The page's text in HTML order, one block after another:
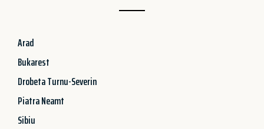
Arad
Bukarest
Drobeta Turnu-Severin
Piatra Neamt
Sibiu